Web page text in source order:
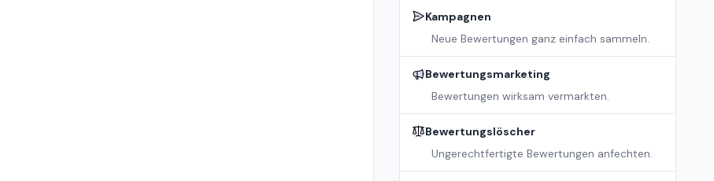
Kampagnen
Neue Bewertungen ganz einfach sammeln.
Bewertungsmarketing
Bewertungen wirksam vermarkten.
Bewertungslöscher
Ungerechtfertigte Bewertungen anfechten.